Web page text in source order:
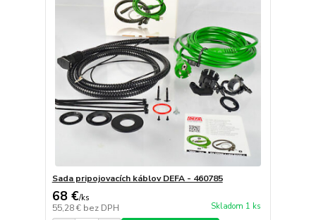
Sada pripojovacích káblov DEFA - 460785
68 €/ks
55,28 € bez DPH Skladom 1 ks